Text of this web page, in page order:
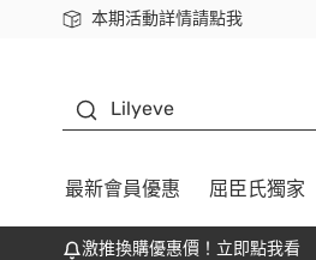
本期活動詳情請點我
下載app最高回饋$350
Lilyeve
最新會員優惠 屈臣氏獨家
激推換購優惠價！立即點我看